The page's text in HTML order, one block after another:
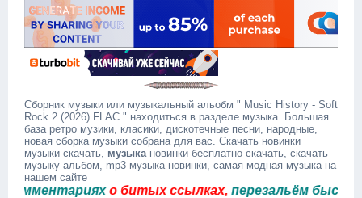
Сборник музыки или музыкальный альобм " Music History - Soft
Rock 2 (2026) FLAC " находиться в разделе музыка. Большая
база ретро музики, класики, дискотечные песни, народные,
новая сборка музыки собрана для вас. Скачать новинки
музыки скачать, музыкановинки бесплатно скачать, скачать
музыку альбом, mp3 музыка новинки, самая модная музыка на
нашем сайте
о битых ссылках,перезальём быстро.